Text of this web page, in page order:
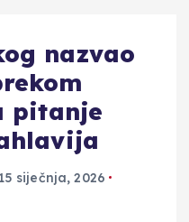
nazvao
pitanje
15 siječnja, 2026